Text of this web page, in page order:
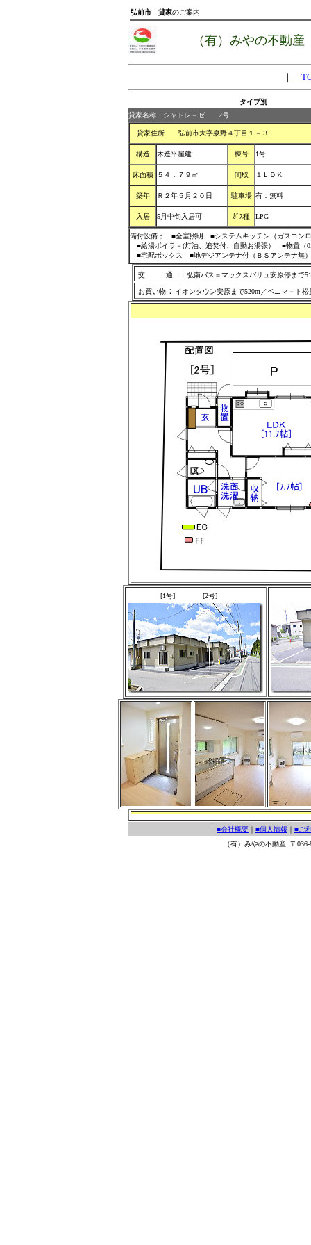
弘前市 貸家のご案内
（有）みやの不動産
｜
タイプ別
貸家名称 シャトレ－ゼ 2号
貸家住所 弘前市大字泉野４丁目１－３
構造 木造平屋建 棟号 1号
床面積 ５４．７９㎡ 間取 １ＬＤＫ
築年 Ｒ２年５月２０日 駐車場 有：無料
入居 5月中旬入居可 ｶﾞｽ種 LPG
備付設備； ■全室照明 ■システムキッチン（ガスコ
■給湯ボイラ－(灯油、追焚付、自動お湯張） ■物置（
■宅配ボックス ■地デジアンテナ付（ＢＳアンテナ無
交 通 ：弘南バス＝マックスバリュ安原停まで518
お買い物 ： イオンタウン安原まで520m／ベニマ－ト松
[1号] [2号]
｜ ■会社概要 ｜ ■個人情報 ｜ ■ご
（有）みやの不動産 〒036-